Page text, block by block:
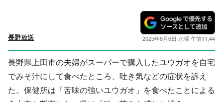
長野放送 2025年8月6日 水曜 午前11:44
長野県上田市の夫婦がスーパーで購入したユウガオを自宅
でみそ汁にして食べたところ、吐き気などの症状を訴え
た。保健所は「苦味の強いユウガオ」を食べたことによる